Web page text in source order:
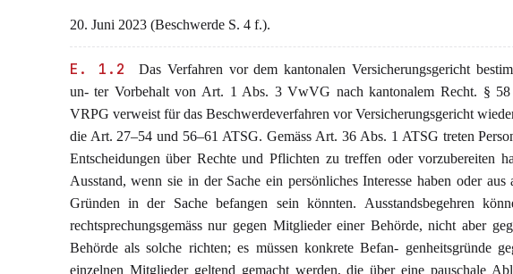
20. Juni 2023 (Beschwerde S. 4 f.).
E. 1.2
Das Verfahren vor dem kantonalen Versicherungsgericht
un- ter Vorbehalt von Art. 1 Abs. 3 VwVG nach kantonalem Recht. §
VRPG verweist für das Beschwerdeverfahren vor Versicherungsgericht
die Art. 27–54 und 56–61 ATSG. Gemäss Art. 36 Abs. 1 ATSG treten
Entscheidungen über Rechte und Pflichten zu treffen oder vorzubereiten
Ausstand, wenn sie in der Sache ein persönliches Interesse haben oder aus
Gründen in der Sache befangen sein könnten. Ausstandsbegehren
rechtsprechungsgemäss nur gegen Mitglieder einer Behörde, nicht aber
Behörde als solche richten; es müssen konkrete Befan- genheitsgründe
einzelnen Mitglieder geltend gemacht werden, die über eine pauschale